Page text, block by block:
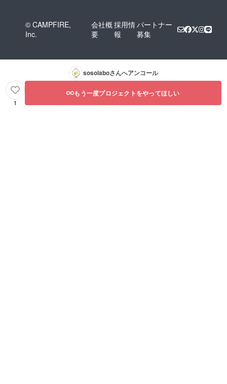
© CAMPFIRE,
Inc.
会社概
要
採用情
報
パートナー
募集
sosolaboさんへアンコール
1
もう一度プロジェクトをやってほしい